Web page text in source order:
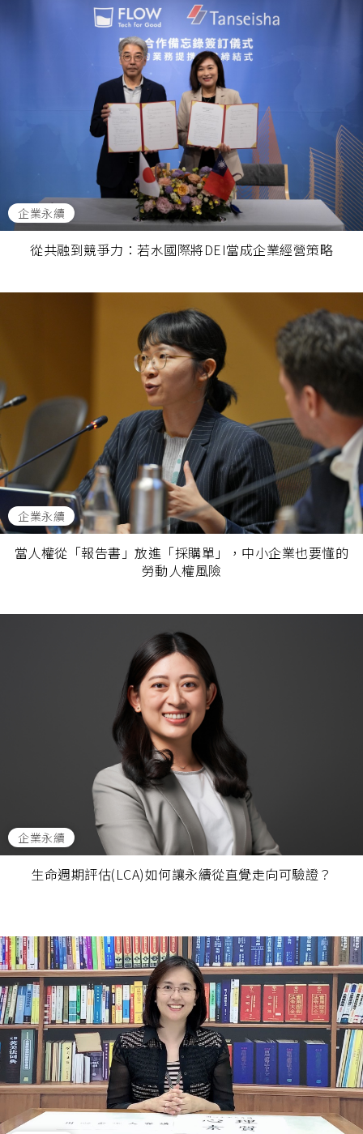
企業永續
從共融到競爭力：若水國際將DEI當成企業經營策略
企業永續
當人權從「報告書」放進「採購單」，中小企業也要懂的
勞動人權風險
企業永續
生命週期評估(LCA)如何讓永續從直覺走向可驗證？